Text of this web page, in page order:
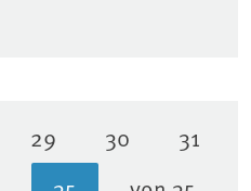
Seite
29 Seite
30 Seite
31